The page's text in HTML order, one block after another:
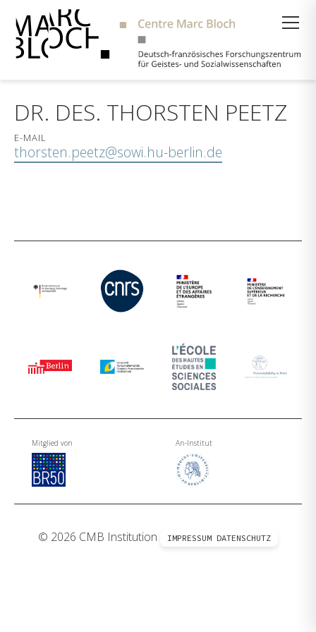
DR. DES. THORSTEN PEETZ
E-MAIL
thorsten.peetz@sowi.hu-berlin.de
Mitglied von An-Institut
© 2026 CMB Institution IMPRESSUM DATENSCHUTZ